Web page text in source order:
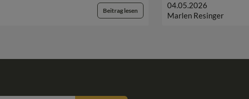
Beitrag lesen
04.05.2026
Marlen Resinger